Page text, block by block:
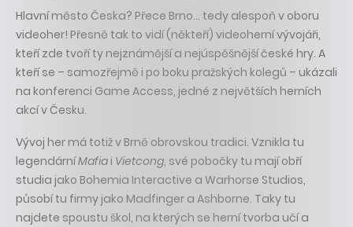
Hlavní město Česka? Přece Brno… tedy alespoň v oboru
videoher! Přesně tak to vidí (někteří) videoherní vývojáři,
kteří zde tvoří ty nejznámější a nejúspěšnější české hry. A
kteří se – samozřejmě i po boku pražských kolegů – ukázali
na konferenci Game Access, jedné z největších herních
akcí v Česku.
Vývoj her má totiž v Brně obrovskou tradici. Vznikla tu
legendárníMafia i Vietcong, své pobočky tu mají obří
studia jako Bohemia Interactive a Warhorse Studios,
působí tu firmy jako Madfinger a Ashborne. Taky tu
najdete spoustu škol, na kterých se herní tvorba učí a